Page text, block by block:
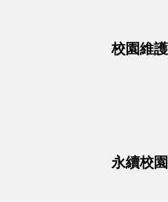
校園維
永續校園